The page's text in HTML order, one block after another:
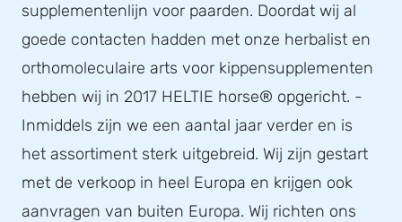
supplementenlijn voor paarden. Doordat wij al
goede contacten hadden met onze herbalist en
orthomoleculaire arts voor kippensupplementen
hebben wij in 2017 HELTIE horse® opgericht. -
Inmiddels zijn we een aantal jaar verder en is
het assortiment sterk uitgebreid. Wij zijn gestart
met de verkoop in heel Europa en krijgen ook
aanvragen van buiten Europa. Wij richten ons